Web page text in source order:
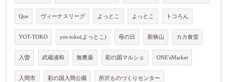
Que ヴィーナスリーグ よっとこ よっとこ トコろん
YOT-TOKO yot-toko(よっとこ) 母の日 新狭山 カカ食堂
入曽 武蔵浦和 無農薬 彩の国マルシェ ONE'sMarket
入間市 彩の国入間公園 所沢ものづくりセンター